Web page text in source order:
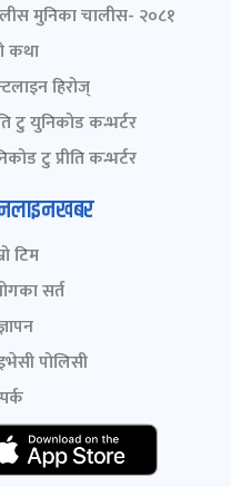
मुनिका चालीस- २०८१
कथा
हिरोज्
टु युनिकोड कन्भर्टर
टु प्रीति कन्भर्टर
टिम
सर्त
पोलिसी